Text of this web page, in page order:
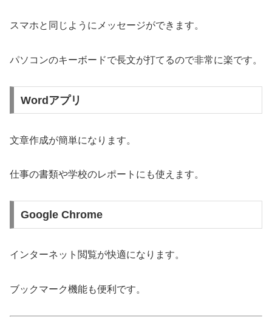
スマホと同じようにメッセージができます。
パソコンのキーボードで長文が打てるので非常に楽です。
Wordアプリ
文章作成が簡単になります。
仕事の書類や学校のレポートにも使えます。
Google Chrome
インターネット閲覧が快適になります。
ブックマーク機能も便利です。